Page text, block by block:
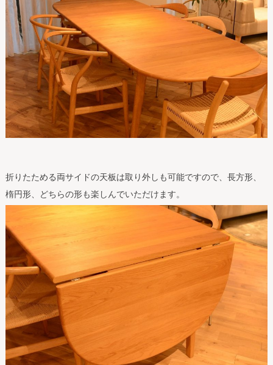
折りたためる両サイドの天板は取り外しも可能ですので、長方形、
楕円形、どちらの形も楽しんでいただけます。